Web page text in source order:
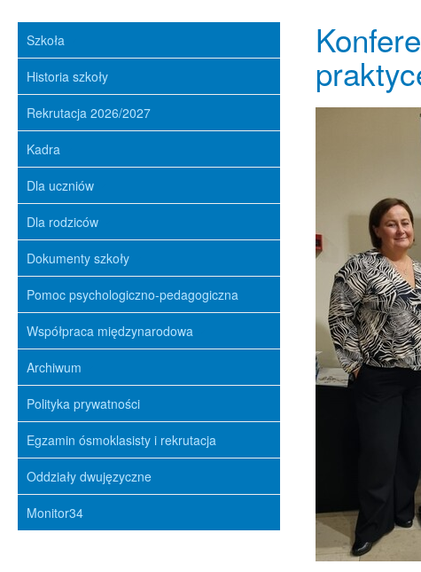
Szkoła
Historia szkoły
Rekrutacja 2026/2027
Kadra
Dla uczniów
Dla rodziców
Dokumenty szkoły
Pomoc psychologiczno-pedagogiczna
Współpraca międzynarodowa
Archiwum
Polityka prywatności
Egzamin ósmoklasisty i rekrutacja
Oddziały dwujęzyczne
Monitor34